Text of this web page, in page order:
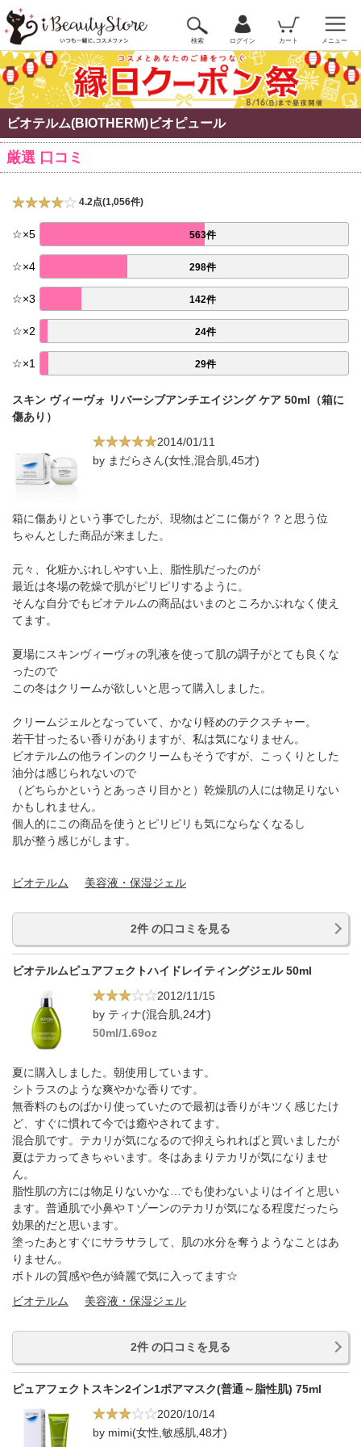
検索 ログイン カート メニュー
ビオテルム(BIOTHERM)ビオピュール
厳選 口コミ
4.2点(1,056件)
☆×5 563件
☆×4 298件
☆×3 142件
☆×2 24件
☆×1 29件
スキン ヴィーヴォ リバーシブアンチエイジング ケア 50ml（箱に
傷あり）
2014/01/11
by まだらさん(女性,混合肌,45才)
箱に傷ありという事でしたが、現物はどこに傷が？？と思う位
ちゃんとした商品が来ました。
元々、化粧かぶれしやすい上、脂性肌だったのが
最近は冬場の乾燥で肌がピリピリするように。
そんな自分でもビオテルムの商品はいまのところかぶれなく使え
てます。
夏場にスキンヴィーヴォの乳液を使って肌の調子がとても良くな
ったので
この冬はクリームが欲しいと思って購入しました。
クリームジェルとなっていて、かなり軽めのテクスチャー。
若干甘ったるい香りがありますが、私は気になりません。
ビオテルムの他ラインのクリームもそうですが、こっくりとした
油分は感じられないので
（どちらかというとあっさり目かと）乾燥肌の人には物足りない
かもしれません。
個人的にこの商品を使うとピリピリも気にならなくなるし
肌が整う感じがします。
ビオテルム 美容液・保湿ジェル
2件 の口コミを見る
ビオテルムピュアフェクトハイドレイティングジェル 50ml
2012/11/15
by ティナ(混合肌,24才)
50ml/1.69oz
夏に購入しました。朝使用しています。
シトラスのような爽やかな香りです。
無香料のものばかり使っていたので最初は香りがキツく感じたけ
ど、すぐに慣れて今では癒やされてます。
混合肌です。テカリが気になるので抑えられればと買いましたが
夏はテカってきちゃいます。冬はあまりテカリが気になりませ
ん。
脂性肌の方には物足りないかな…でも使わないよりはイイと思い
ます。普通肌で小鼻やＴゾーンのテカリが気になる程度だったら
効果的だと思います。
塗ったあとすぐにサラサラして、肌の水分を奪うようなことはあ
りません。
ボトルの質感や色が綺麗で気に入ってます☆
ビオテルム
美容液・保湿ジェル
2件 の口コミを見る
ピュアフェクトスキン2イン1ポアマスク(普通～脂性肌) 75ml
2020/10/14
by mimi(女性,敏感肌,48才)